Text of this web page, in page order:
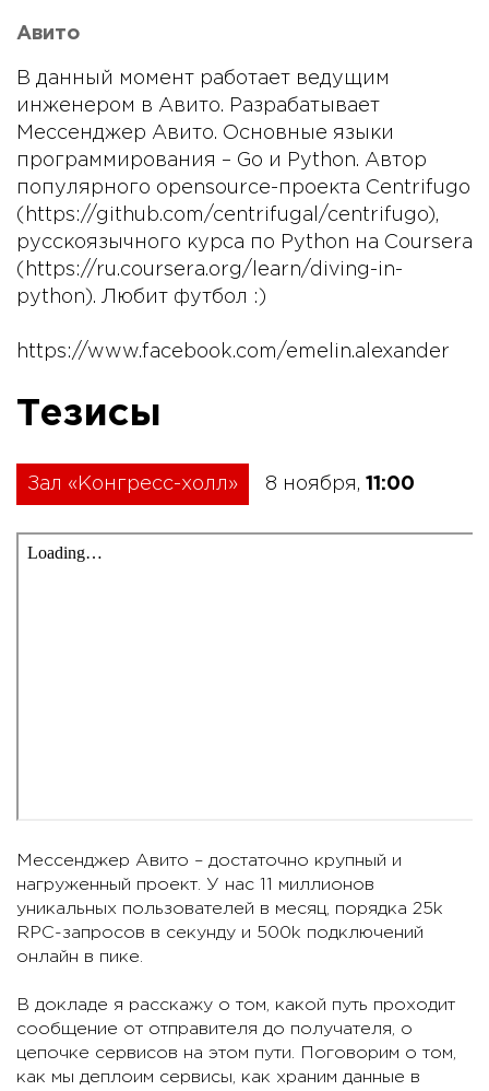
Авито
В данный момент работает ведущим
инженером в Авито. Разрабатывает
Мессенджер Авито. Основные языки
программирования – Go и Python. Автор
популярного opensource-проекта Centrifugo
(https://github.com/centrifugal/centrifugo),
русскоязычного курса по Python на Coursera
(https://ru.coursera.org/learn/diving-in-
python). Любит футбол :)
https://www.facebook.com/emelin.alexander
Тезисы
Зал «Конгресс-холл» 8 ноября, 11:00
Мессенджер Авито – достаточно крупный и
нагруженный проект. У нас 11 миллионов
уникальных пользователей в месяц, порядка 25k
RPC-запросов в секунду и 500k подключений
онлайн в пике.
В докладе я расскажу о том, какой путь проходит
сообщение от отправителя до получателя, о
цепочке сервисов на этом пути. Поговорим о том,
как мы деплоим сервисы, как храним данные в